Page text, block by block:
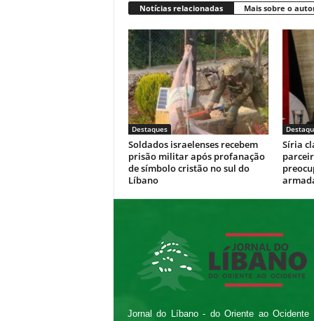
Notícias relacionadas Mais sobre o
Destaques
Soldados israelenses recebem
prisão militar após profanação
de símbolo cristão no sul do
Líbano
Síria
Jornal do Líbano - do Oriente ao Ocidente